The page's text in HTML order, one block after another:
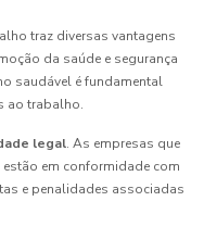
traz diversas vantagens
da saúde e segurança
saudável é fundamental
ao trabalho.
legal. As empresas que
em conformidade com
e penalidades associadas